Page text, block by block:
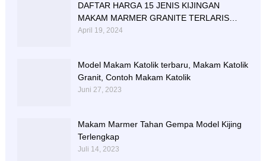
DAFTAR HARGA 15 JENIS KIJINGAN
MAKAM MARMER GRANITE TERLARIS
BERIKUT NISAN NYA
April 19, 2024
Model Makam Katolik terbaru, Makam Katolik
Granit, Contoh Makam Katolik
Juni 27, 2023
Makam Marmer Tahan Gempa Model Kijing
Terlengkap
Juli 14, 2023